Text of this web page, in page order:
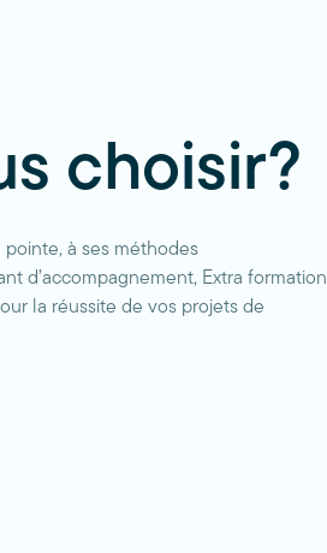
choisir?
à ses méthodes
d’accompagnement, Extra formation
la réussite de vos projets de